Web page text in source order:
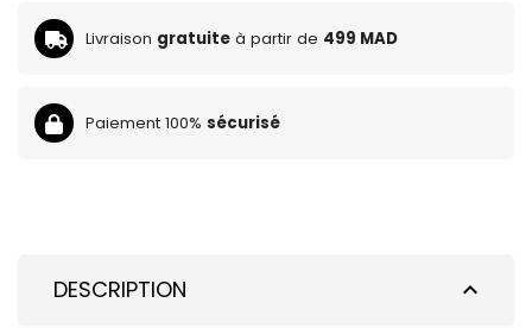
Livraison gratuite à partir de 499 MAD
Paiement 100% sécurisé
expand_less
DESCRIPTION